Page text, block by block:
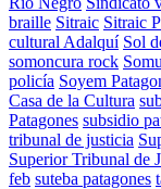
braille Sitraic Sitraic
cultural Adalquí Sol
somoncura rock
policía Soyem
Casa de la Cultura
Patagones subsidio
tribunal de justicia
Superior Tribunal de
feb suteba patagones